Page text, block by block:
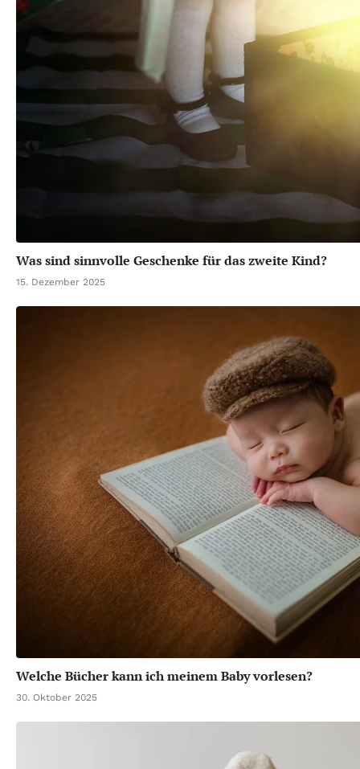
Was sind sinnvolle Geschenke für das zweite Kind?
15. Dezember 2025
Welche Bücher kann ich meinem Baby vorlesen?
30. Oktober 2025